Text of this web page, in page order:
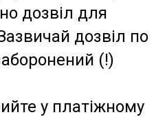
дозвіл для
дозвіл по
(!)
у платіжному